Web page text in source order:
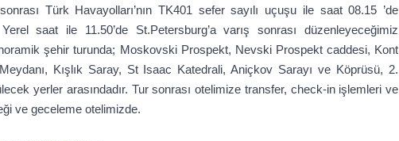
Türk Havayolları’nın TK401 sefer sayılı uçuşu ile saat 08.15 ’de
saat ile 11.50’de St.Petersburg’a varış sonrası düzenleyeceğimiz
şehir turunda; Moskovski Prospekt, Nevski Prospekt caddesi, Kont
Kışlık Saray, St Isaac Katedrali, Aniçkov Sarayı ve Köprüsü, 2.
yerler arasındadır. Tur sonrası otelimize transfer, check-in işlemleri ve
ve geceleme otelimizde.